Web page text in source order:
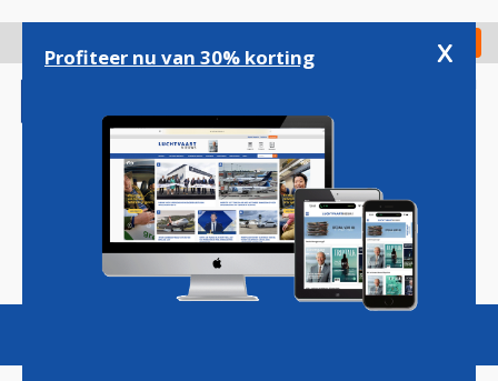
gaan
Check in
Magazine Podcasts Vacatures
Profiteer nu van 30% korting x